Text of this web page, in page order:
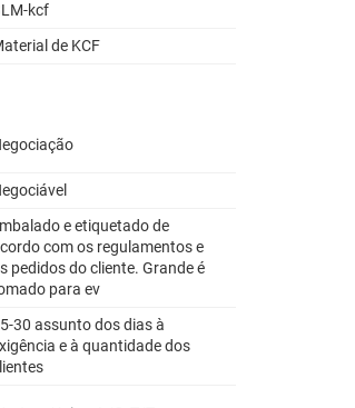
kcf
de KCF
e etiquetado de
com os regulamentos e
pedidos do cliente. Grande é
para ev
30 assunto dos dias à
e à quantidade dos